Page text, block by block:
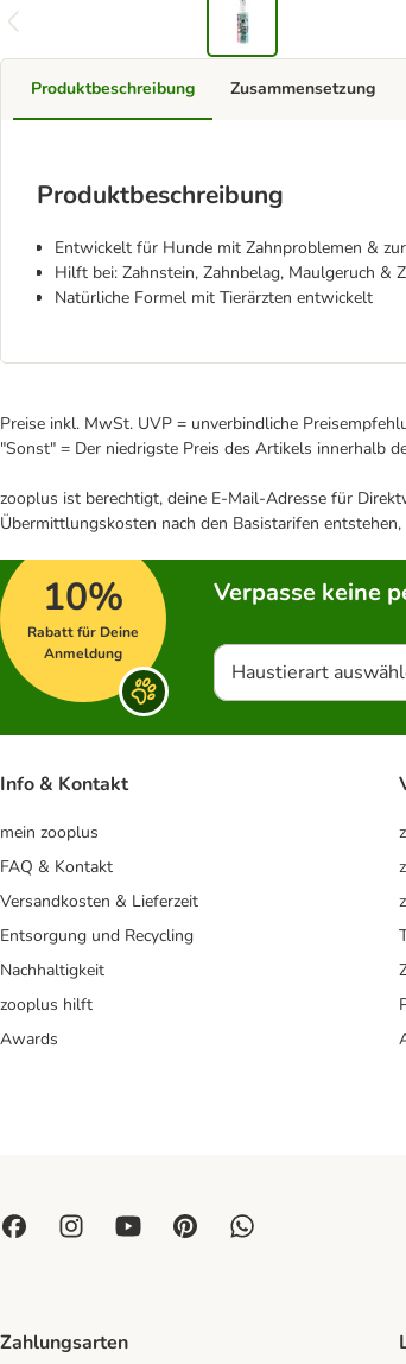
Produktbeschreibung
Produktbeschreibung
Entwickelt für Hunde mit Zahnproblemen &
Hilft bei: Zahnstein, Zahnbelag, Maulgeruch &
Natürliche Formel mit Tierärzten entwickelt
Zusammensetzung
Preise inkl. MwSt. UVP = unverbindliche
"Sonst" = Der niedrigste Preis des Artikels innerhalb
zooplus ist berechtigt, deine E-Mail-Adresse für
Übermittlungskosten nach den Basistarifen
10%
Rabatt für Deine
Anmeldung
Verpasse keine
Haustierart
Info & Kontakt
mein zooplus
FAQ & Kontakt
Versandkosten & Lieferzeit
Entsorgung und Recycling
Nachhaltigkeit
zooplus hilft
Awards
Zahlungsarten